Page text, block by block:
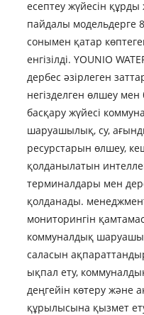
есептеу жүйесін
пайдалы модельдерге
сонымен қатар
енгізілді. YOUNIO
дербес әзірлеген
негізделген өлшеу
басқару жүйесі
шаруашылық, су,
ресурстарын өлшеу,
қолданылатын
терминалдары мен
қолданады.
мониторингін
коммуналдық
саласын
ықпал ету,
деңгейін көтеру және
құрылысына қызмет